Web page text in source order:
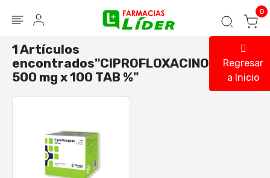
Seguir mi pedido 0
1 Artículos
encontrados"CIPROFLOXACINO
500 mg x 100 TAB %"
Regresar
a Inicio